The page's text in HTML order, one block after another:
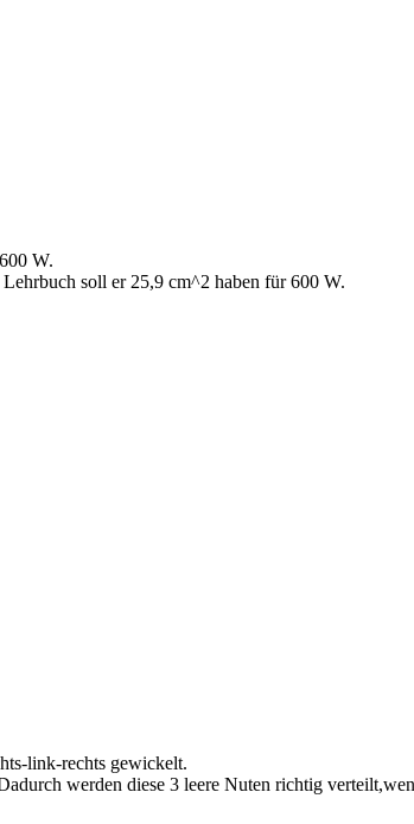
W.
soll er 25,9 cm^2 haben für 600 W.
link-rechts gewickelt.
werden diese 3 leere Nuten richtig